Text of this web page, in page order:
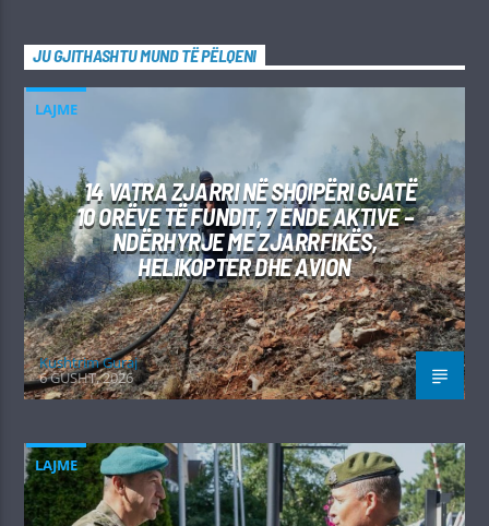
JU GJITHASHTU MUND TË PËLQENI
LAJME
14 VATRA ZJARRI NË SHQIPËRI GJATË
10 ORËVE TË FUNDIT, 7 ENDE AKTIVE –
NDËRHYRJE ME ZJARRFIKËS,
HELIKOPTER DHE AVION
Kushtrim Guraj
6 GUSHT, 2026
LAJME